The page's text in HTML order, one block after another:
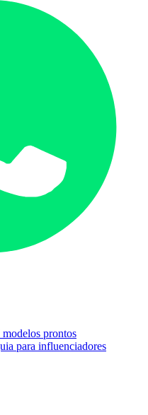
prontos
para influenciadores